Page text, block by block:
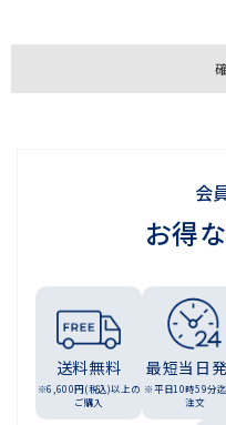
会
お得
送料無料
※6,600円(税込)以上の
ご購入
最短当日
※平日10時59分
注文